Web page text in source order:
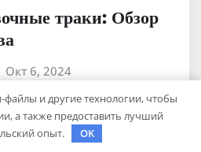
траки: Обзор
Окт 6, 2024
файлы и другие технологии, чтобы
а также предоставить лучший
опыт.
OK